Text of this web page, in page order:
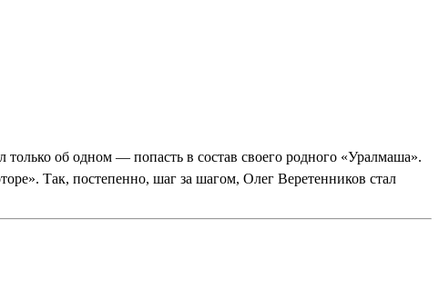
только об одном — попасть в состав своего родного «Уралмаша».
Так, постепенно, шаг за шагом, Олег Веретенников стал